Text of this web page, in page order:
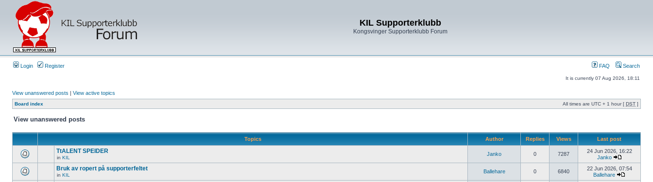
KIL Supporterklubb
Kongsvinger Supporterklubb Forum
Login Register FAQ Search
It is currently 07 Aug 2026, 18:11
View unanswered posts | View active topics
Board index All times are UTC + 1 hour [ DST ]
View unanswered posts
Topics Author Replies Views Last post
TtALENT SPEIDER
in KIL
Janko 0 7287
24 Jun 2026, 16:22
Janko
Bruk av ropert på supporterfeltet
in KIL
Ballehare 0 6840
22 Jun 2026, 07:54
Ballehare